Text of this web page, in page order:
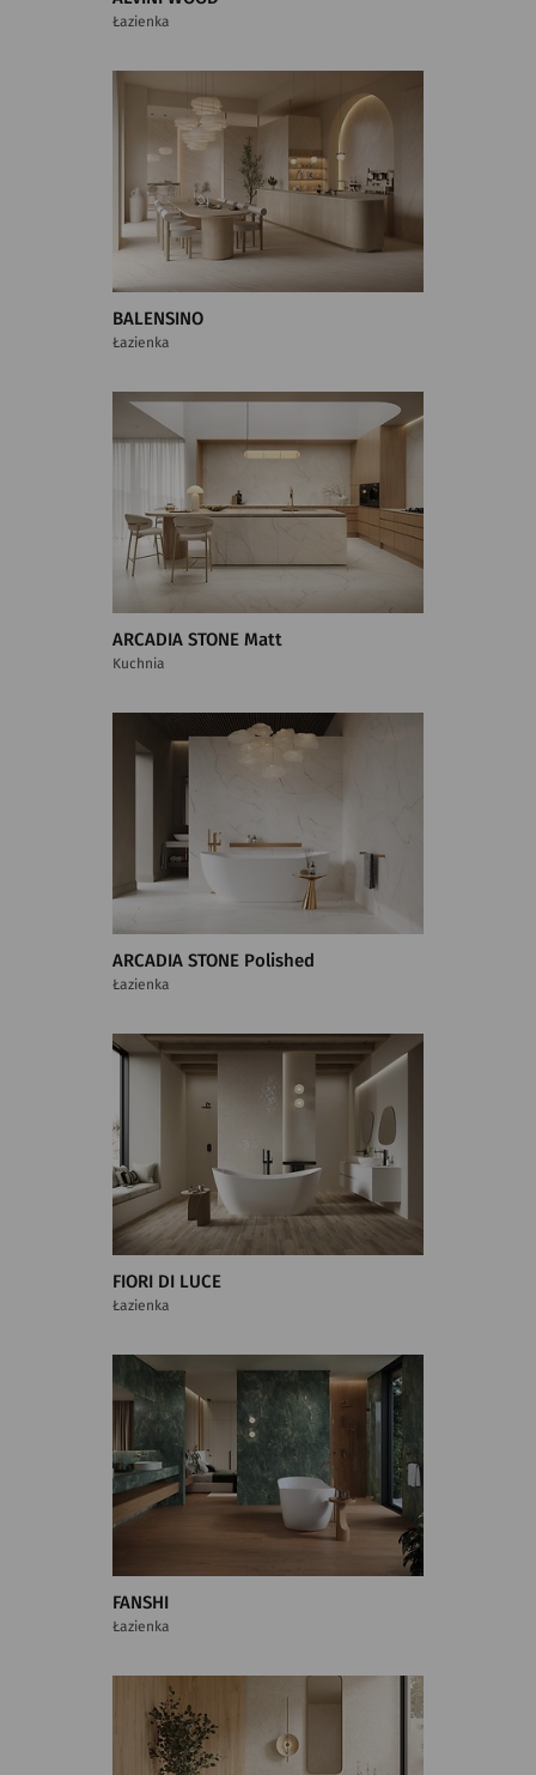
Łazienka
BALENSINO
Łazienka
ARCADIA STONE Matt
Kuchnia
ARCADIA STONE Polished
Łazienka
FIORI DI LUCE
Łazienka
FANSHI
Łazienka